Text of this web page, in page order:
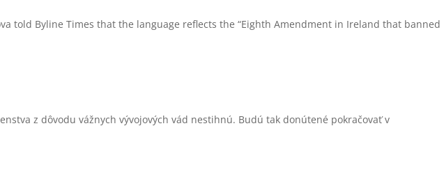
told Byline Times that the language reflects the “Eighth Amendment in Ireland that banned
z dôvodu vážnych vývojových vád nestihnú. Budú tak donútené pokračovať v